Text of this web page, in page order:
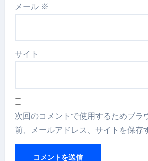
メール ※
サイト
次回のコメントで使用するためブラ
前、メールアドレス、サイトを保存